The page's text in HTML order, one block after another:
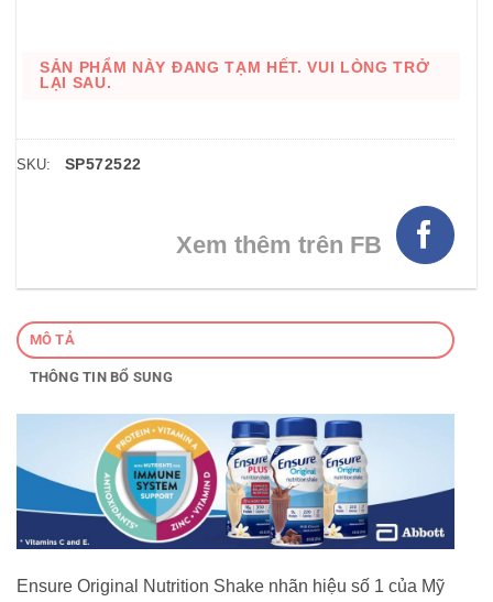
SẢN PHẨM NÀY ĐANG TẠM HẾT. VUI LÒNG TRỞ
LẠI SAU.
SKU: SP572522
Xem thêm trên FB
MÔ TẢ
THÔNG TIN BỔ SUNG
Ensure Original Nutrition Shake nhãn hiệu số 1 của Mỹ